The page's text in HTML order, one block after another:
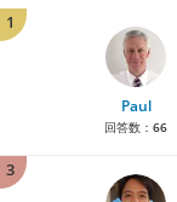
1
Paul
回答数： 66
3